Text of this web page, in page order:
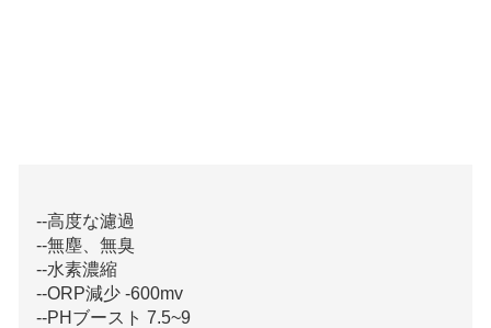
--高度な濾過
--無塵、無臭
--水素濃縮
--ORP減少 -600mv
--PHブースト 7.5~9